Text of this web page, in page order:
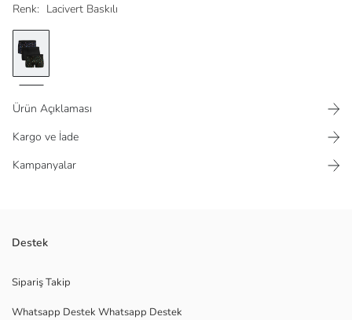
Renk: Lacivert Baskılı
Ürün Açıklaması
Kargo ve İade
Kampanyalar
vücudu sarar ve rahat bir kullanım sağlar.
Destek
Sipariş Takip
Whatsapp Destek Whatsapp Destek